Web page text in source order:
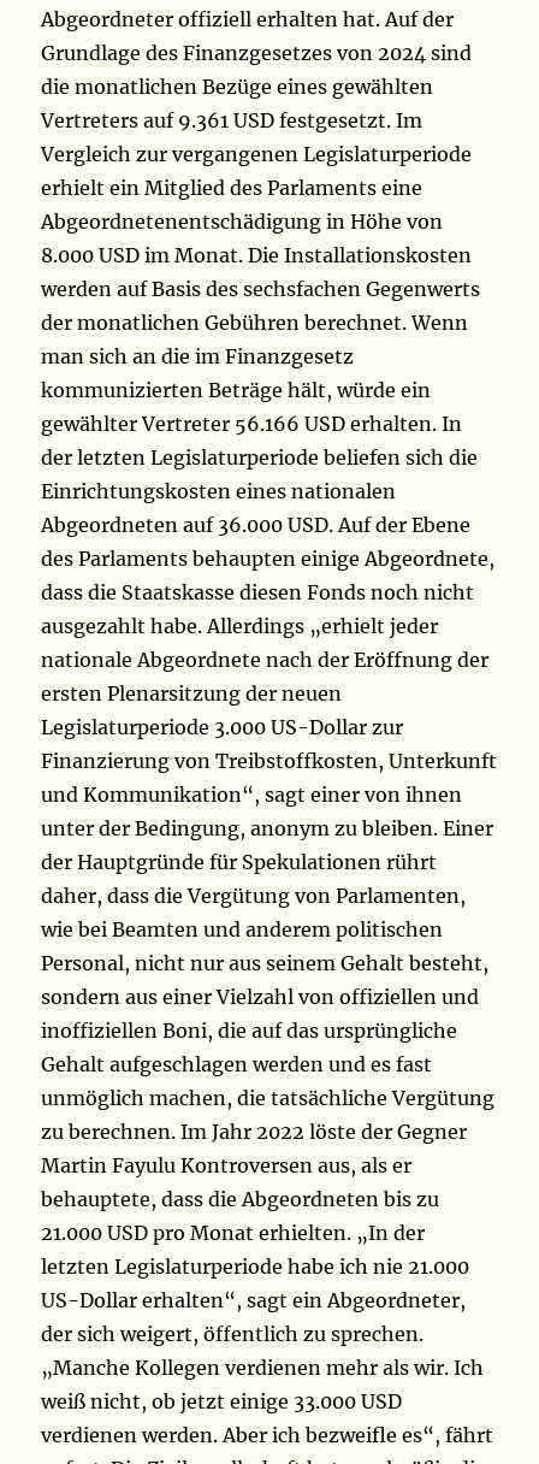
Abgeordneter offiziell erhalten hat. Auf der
Grundlage des Finanzgesetzes von 2024 sind
die monatlichen Bezüge eines gewählten
Vertreters auf 9.361 USD festgesetzt. Im
Vergleich zur vergangenen Legislaturperiode
erhielt ein Mitglied des Parlaments eine
Abgeordnetenentschädigung in Höhe von
8.000 USD im Monat. Die Installationskosten
werden auf Basis des sechsfachen Gegenwerts
der monatlichen Gebühren berechnet. Wenn
man sich an die im Finanzgesetz
kommunizierten Beträge hält, würde ein
gewählter Vertreter 56.166 USD erhalten. In
der letzten Legislaturperiode beliefen sich die
Einrichtungskosten eines nationalen
Abgeordneten auf 36.000 USD. Auf der Ebene
des Parlaments behaupten einige Abgeordnete,
dass die Staatskasse diesen Fonds noch nicht
ausgezahlt habe. Allerdings „erhielt jeder
nationale Abgeordnete nach der Eröffnung der
ersten Plenarsitzung der neuen
Legislaturperiode 3.000 US-Dollar zur
Finanzierung von Treibstoffkosten, Unterkunft
und Kommunikation“, sagt einer von ihnen
unter der Bedingung, anonym zu bleiben. Einer
der Hauptgründe für Spekulationen rührt
daher, dass die Vergütung von Parlamenten,
wie bei Beamten und anderem politischen
Personal, nicht nur aus seinem Gehalt besteht,
sondern aus einer Vielzahl von offiziellen und
inoffiziellen Boni, die auf das ursprüngliche
Gehalt aufgeschlagen werden und es fast
unmöglich machen, die tatsächliche Vergütung
zu berechnen. Im Jahr 2022 löste der Gegner
Martin Fayulu Kontroversen aus, als er
behauptete, dass die Abgeordneten bis zu
21.000 USD pro Monat erhielten. „In der
letzten Legislaturperiode habe ich nie 21.000
US-Dollar erhalten“, sagt ein Abgeordneter,
der sich weigert, öffentlich zu sprechen.
„Manche Kollegen verdienen mehr als wir. Ich
weiß nicht, ob jetzt einige 33.000 USD
verdienen werden. Aber ich bezweifle es“, fährt